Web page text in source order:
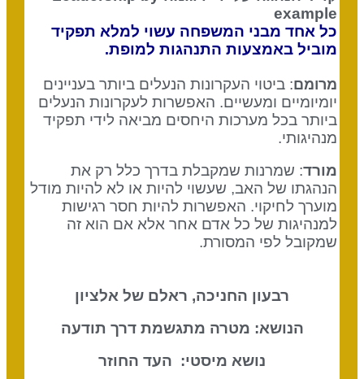
example
כל אחד מבני המשפחה עשוי למלא תפקיד
מוביל באמצעות התנהגות למופת.
מרומם: ביטוי העקרונות הנעלים ביותר בעניינים
יומיומיים ומעשיים. האפשרות לעקרונות הנעלים
ביותר בכל מערכות היחסים מביאה לידי תפקיד
מנהיגותי.
מורד: שמרנות שמקבלת בדרך כלל רק את
הנהגתו של האב, שעשוי להיות או לא להיות מודל
מוערך לחיקוי. האפשרות להיות חסר רגישות
למנהיגות של כל אדם אחר אלא אם הוא זה
שמקובל לפי המסורת.
רבעון החניכה, ראלם של אלציון
הנושא: מטרה מתגשמת דרך תודעה
נושא מיסטי: העד החוזר